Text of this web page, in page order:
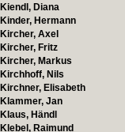
Kiendl, Diana
Kinder, Hermann
Kircher, Axel
Kircher, Fritz
Kircher, Markus
Kirchhoff, Nils
Kirchner, Elisabeth
Klammer, Jan
Klaus, Händl
Klebel, Raimund